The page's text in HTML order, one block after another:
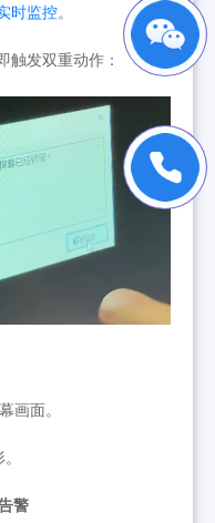
时监控。
触发双重动作：
画面。
警